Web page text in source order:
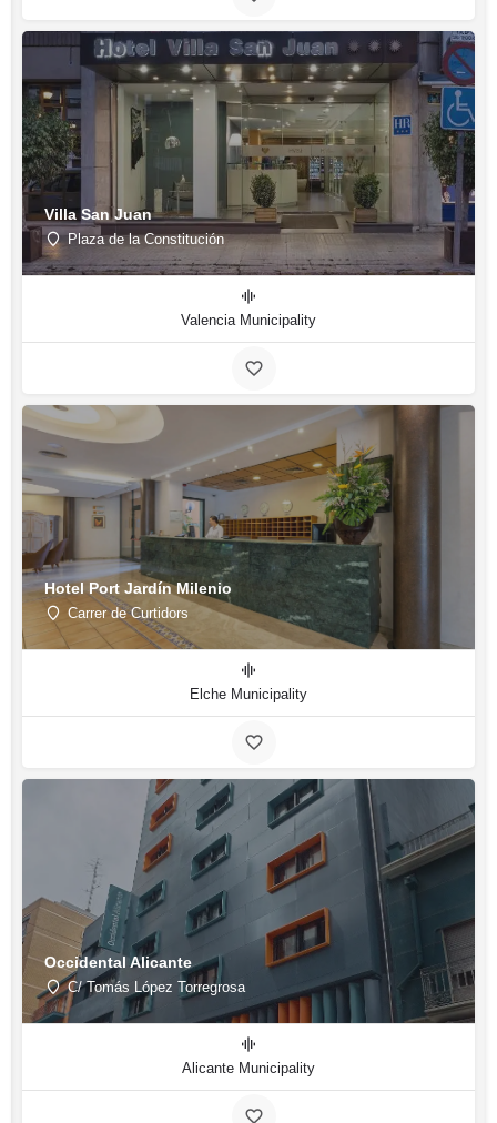
Villa San Juan
Plaza de la Constitución
Valencia Municipality
Hotel Port Jardín Milenio
Carrer de Curtidors
Elche Municipality
Occidental Alicante
C/ Tomás López Torregrosa
Alicante Municipality